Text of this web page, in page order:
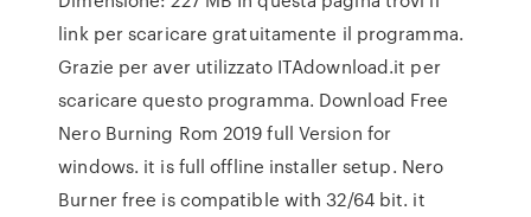
link per scaricare gratuitamente il programma.
Grazie per aver utilizzato ITAdownload.it per
scaricare questo programma. Download Free
Nero Burning Rom 2019 full Version for
windows. it is full offline installer setup. Nero
Burner free is compatible with 32/64 bit. it